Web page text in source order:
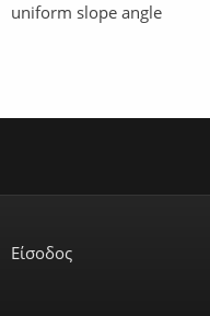
uniform slope angle
Είσοδος